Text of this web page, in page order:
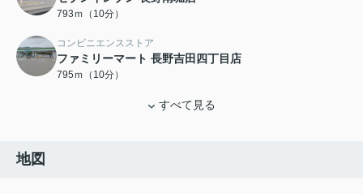
793ｍ（10分）
コンビニエンスストア
ファミリーマート 長野吉田四丁目店
795ｍ（10分）
すべて見る
地図